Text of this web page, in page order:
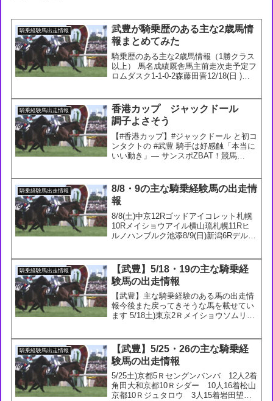
騎乗経験馬出走情報
武豊が騎乗歴のある主な2歳馬情
報まとめてみた
騎乗歴のある主な2歳馬情報（1勝クラス
以上） 馬名成績厩舎馬主前走次走予定フ
ロムダスク1-1-0-2森藤田晋12/18(日 )朝
着放牧フミサウンド1...
騎乗経験馬出走情報
香港カップ ジャックドール
調子よさそう
【#香港カップ】#ジャックドール と初コ
ンタクトの #武豊 騎手は好感触「本当に
いい動き」— サンスポZBAT！競馬
豊騎手「パワーがあ...
騎乗経験馬出走情報
8/8・9の主な騎乗経験馬の出走情
報
8/8(土)中京12Rゴッドアイコレット札幌
10Rメイショウアイル横山琉札幌11Rヒ
ルノハンブルク池添8/9(日)新潟6Rデルア
スイーヴル斎藤札幌6Rギオンバヤシ小...
騎乗経験馬出走情報
【武豊】5/18・19の主な騎乗経
験馬の出走情報
【武豊】主な騎乗経験のある馬の出走情
報今後また戻ってきそうな馬を載せてい
ます 5/18土)東京2Ｒメイショウソムリ
ーベル 6人12着岩田望京都9Ｒカエル
ム 7人7着...
騎乗経験馬出走情報
【武豊】5/25・26の主な騎乗経
験馬の出走情報
5/25土)京都5Ｒセングンバンバ 12人2着
角田大和京都10Ｒシダー 10人16着松山
京都10Ｒジュタロウ 3人15着岩田望